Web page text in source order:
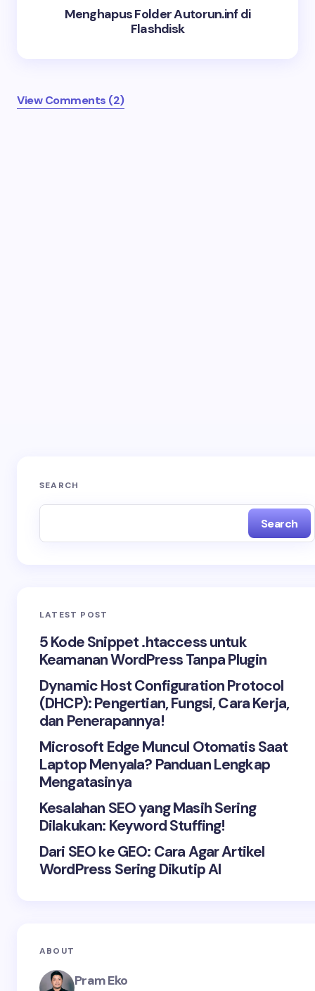
Menghapus Folder Autorun.inf di
Flashdisk
View Comments (2)
SEARCH
Search
LATEST POST
5 Kode Snippet .htaccess untuk
Keamanan WordPress Tanpa Plugin
Dynamic Host Configuration Protocol
(DHCP): Pengertian, Fungsi, Cara Kerja,
dan Penerapannya!
Microsoft Edge Muncul Otomatis Saat
Laptop Menyala? Panduan Lengkap
Mengatasinya
Kesalahan SEO yang Masih Sering
Dilakukan: Keyword Stuffing!
Dari SEO ke GEO: Cara Agar Artikel
WordPress Sering Dikutip AI
ABOUT
Pram Eko